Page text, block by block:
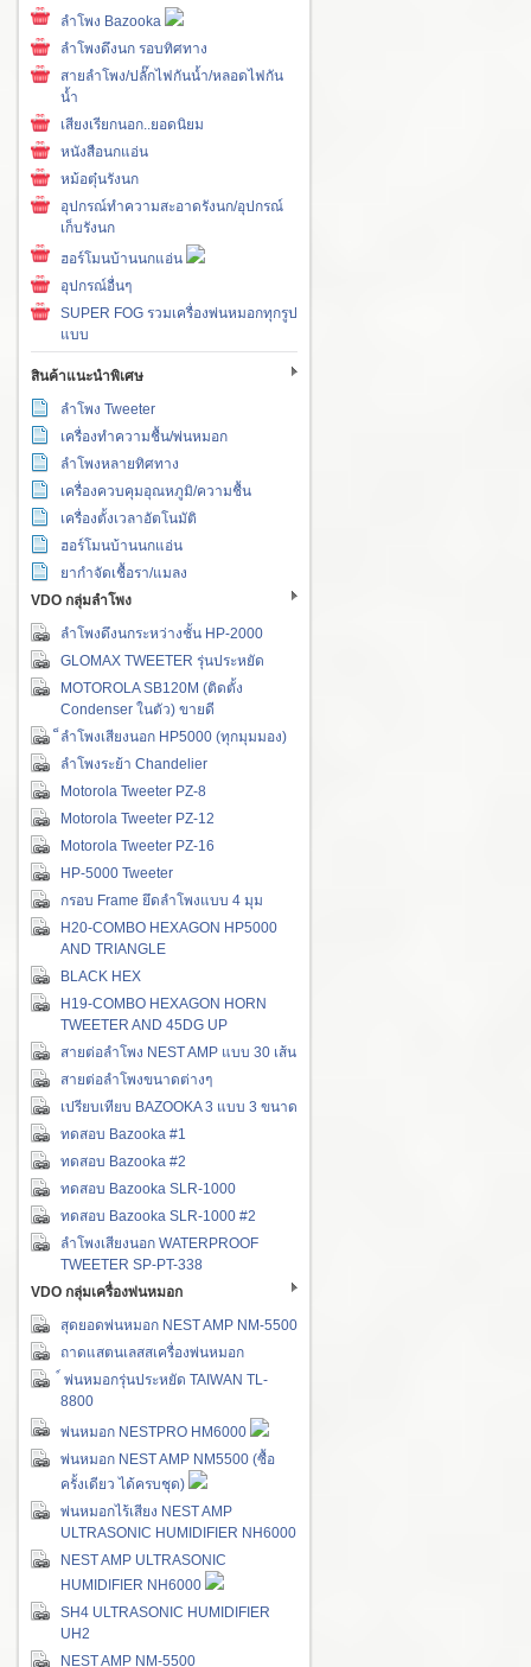
ลำโพง Bazooka
ลำโพงดึงนก รอบทิศทาง
สายลำโพง/ปลั๊กไฟกันน้ำ/หลอดไฟกัน
น้ำ
เสียงเรียกนอก..ยอดนิยม
หนังสือนกแอ่น
หม้อตุ๋นรังนก
อุปกรณ์ทำความสะอาดรังนก/อุปกรณ์
เก็บรังนก
ฮอร์โมนบ้านนกแอ่น
อุปกรณ์อื่นๆ
SUPER FOG รวมเครื่องพ่นหมอกทุกรูป
แบบ
สินค้าแนะนำพิเศษ
ลำโพง Tweeter
เครื่องทำความชื้น/พ่นหมอก
ลำโพงหลายทิศทาง
เครื่องควบคุมอุณหภูมิ/ความชื้น
เครื่องตั้งเวลาอัตโนมัติ
ฮอร์โมนบ้านนกแอ่น
ยากำจัดเชื้อรา/แมลง
VDO กลุ่มลำโพง
ลำโพงดึงนกระหว่างชั้น HP-2000
GLOMAX TWEETER รุ่นประหยัด
MOTOROLA SB120M (ติดตั้ง
Condenser ในตัว) ขายดี
็ลำโพงเสียงนอก HP5000 (ทุกมุมมอง)
ลำโพงระย้า Chandelier
Motorola Tweeter PZ-8
Motorola Tweeter PZ-12
Motorola Tweeter PZ-16
HP-5000 Tweeter
กรอบ Frame ยึดลำโพงแบบ 4 มุม
H20-COMBO HEXAGON HP5000
AND TRIANGLE
BLACK HEX
H19-COMBO HEXAGON HORN
TWEETER AND 45DG UP
สายต่อลำโพง NEST AMP แบบ 30 เส้น
สายต่อลำโพงขนาดต่างๆ
เปรียบเทียบ BAZOOKA 3 แบบ 3 ขนาด
ทดสอบ Bazooka #1
ทดสอบ Bazooka #2
ทดสอบ Bazooka SLR-1000
ทดสอบ Bazooka SLR-1000 #2
ลำโพงเสียงนอก WATERPROOF
TWEETER SP-PT-338
VDO กลุ่มเครื่องพ่นหมอก
สุดยอดพ่นหมอก NEST AMP NM-5500
ถาดแสตนเลสสเครื่องพ่นหมอก
์ พ่นหมอกรุ่นประหยัด TAIWAN TL-
8800
พ่นหมอก NESTPRO HM6000
พ่นหมอก NEST AMP NM5500 (ซื้อ
ครั้งเดียว ได้ครบชุด)
พ่นหมอกไร้เสียง NEST AMP
ULTRASONIC HUMIDIFIER NH6000
NEST AMP ULTRASONIC
HUMIDIFIER NH6000
SH4 ULTRASONIC HUMIDIFIER
UH2
NEST AMP NM-5500